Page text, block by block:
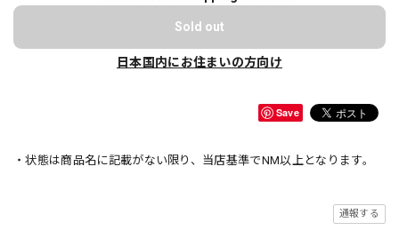
Sold out
日本国内にお住まいの方向け
Save
・状態は商品名に記載がない限り、当店基準でNM以上となります。
通報する